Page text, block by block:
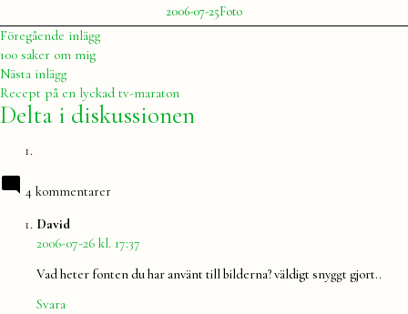
Publicerat
av
Julia
2006-07-25Publicerat
i
Foto
Inläggsnavigering
Föregående inläggFöregående
100 saker om mig
Nästa inläggNästa
inlägg:
Recept på en lyckad tv-maraton
Delta i diskussionen
4 kommentarer
Davidsäger:
2006-07-26 kl. 17:37
Vad heter fonten du har använt till bilderna? väldigt snyggt gjort..
Svara